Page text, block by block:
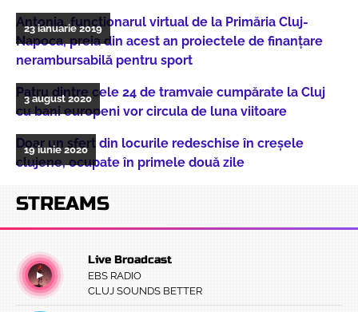
Antonia, funcționarul virtual de la Primăria Cluj-
Napoca, preia din acest an proiectele de finanțare
nerambursabilă pentru sport
23 ianuarie 2019
Patru dintre cele 24 de tramvaie cumpărate la Cluj
cu bani europeni vor circula de luna viitoare
3 august 2020
Doar un sfert din locurile redeschise în creșele
clujene, ocupate în primele două zile
19 iunie 2020
STREAMS
Live Broadcast
EBS RADIO
CLUJ SOUNDS BETTER